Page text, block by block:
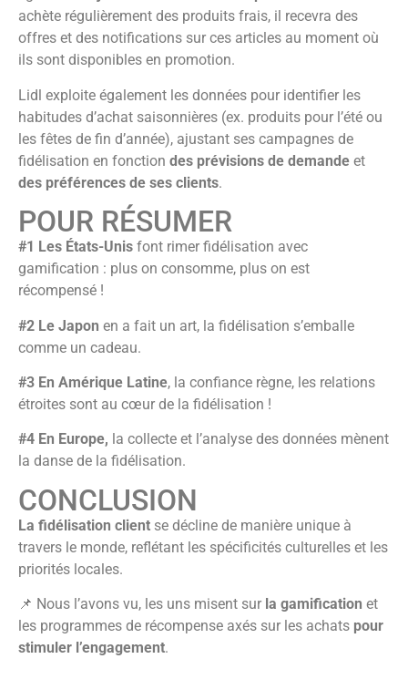
achète régulièrement des produits frais, il recevra des
offres et des notifications sur ces articles au moment où
ils sont disponibles en promotion.
Lidl exploite également les données pour identifier les
habitudes d’achat saisonnières (ex. produits pour l’été ou
les fêtes de fin d’année), ajustant ses campagnes de
fidélisation en fonction des prévisions de demande et
des préférences de ses clients.
POUR RÉSUMER
#1 Les États-Unis font rimer fidélisation avec
gamification : plus on consomme, plus on est
récompensé !
#2 Le Japon en a fait un art, la fidélisation s’emballe
comme un cadeau.
#3 En Amérique Latine, la confiance règne, les relations
étroites sont au cœur de la fidélisation !
#4 En Europe, la collecte et l’analyse des données mènent
la danse de la fidélisation.
CONCLUSION
La fidélisation client se décline de manière unique à
travers le monde, reflétant les spécificités culturelles et les
priorités locales.
📌 Nous l’avons vu, les uns misent sur la gamification et
les programmes de récompense axés sur les achats pour
stimuler l’engagement.